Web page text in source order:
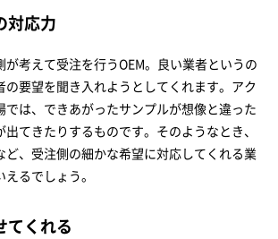
対応力
が考えて受注を行うOEM。良い業者というの
の要望を聞き入れようとしてくれます。アク
では、できあがったサンプルが想像と違った
てきたりするものです。そのようなとき、
ど、受注側の細かな希望に対応してくれる業
るでしょう。
てくれる